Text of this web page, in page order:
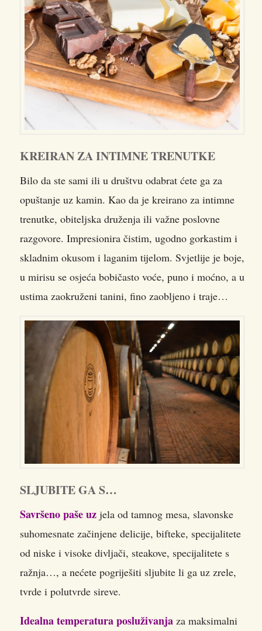
KREIRAN ZA INTIMNE TRENUTKE
Bilo da ste sami ili u društvu odabrat ćete ga za
opuštanje uz kamin. Kao da je kreirano za intimne
trenutke, obiteljska druženja ili važne poslovne
razgovore. Impresionira čistim, ugodno gorkastim i
skladnim okusom i laganim tijelom. Svjetlije je boje,
u mirisu se osjeća bobičasto voće, puno i moćno, a u
ustima zaokruženi tanini, fino zaobljeno i traje…
SLJUBITE GA S…
Savršeno paše uz jela od tamnog mesa, slavonske
suhomesnate začinjene delicije, bifteke, specijalitete
od niske i visoke divljači, steakove, specijalitete s
ražnja…, a nećete pogriješiti sljubite li ga uz zrele,
tvrde i polutvrde sireve.
Idealna temperatura posluživanja za maksimalni